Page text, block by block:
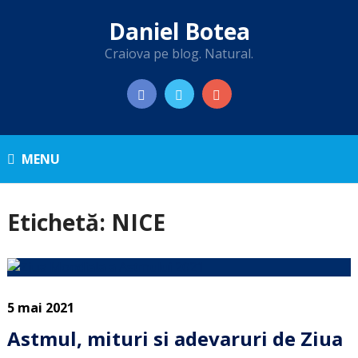
Daniel Botea
Craiova pe blog. Natural.
MENU
Etichetă: NICE
5 mai 2021
Astmul, mituri si adevaruri de Ziua